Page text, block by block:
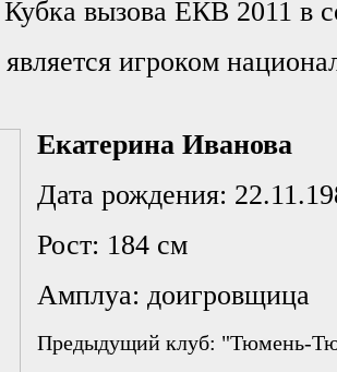
Кубка вызова ЕКВ 2011 в
игроком
Екатерина Иванова
Дата рождения:
Рост: 184 см
Амплуа: доигровщица
Предыдущий клуб: "Тюмень-